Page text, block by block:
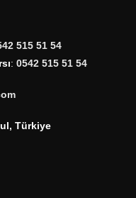
515 51 54
: 0542 515 51 54
Türkiye